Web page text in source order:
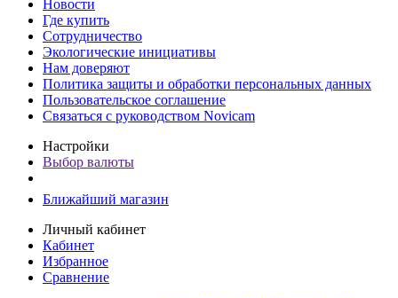
Новости
Где купить
Сотрудничество
Экологические инициативы
Нам доверяют
Политика защиты и обработки персональных данных
Пользовательское соглашение
Связаться с руководством Novicam
Настройки
Выбор валюты
Ближайший магазин
Личный кабинет
Кабинет
Избранное
Сравнение